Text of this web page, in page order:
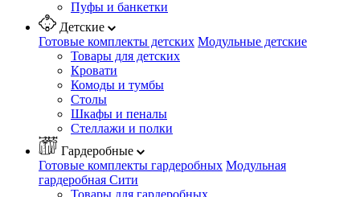
Пуфы и банкетки
Детские
Готовые комплекты детских Модульные детские
Товары для детских
Кровати
Комоды и тумбы
Столы
Шкафы и пеналы
Стеллажи и полки
Гардеробные
Готовые комплекты гардеробных Модульная
гардеробная Сити
Товары для гардеробных